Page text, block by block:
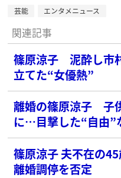
芸能 エンタメニュース
関連記事
篠原涼子 泥酔し市
立てた“女優熱”
離婚の篠原涼子 子
に…目撃した“自由”
篠原涼子 夫不在の
離婚調停を否定